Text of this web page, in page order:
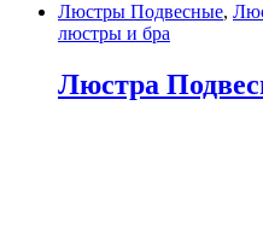
Люстры Подвесные,
люстры и бра
Люстра